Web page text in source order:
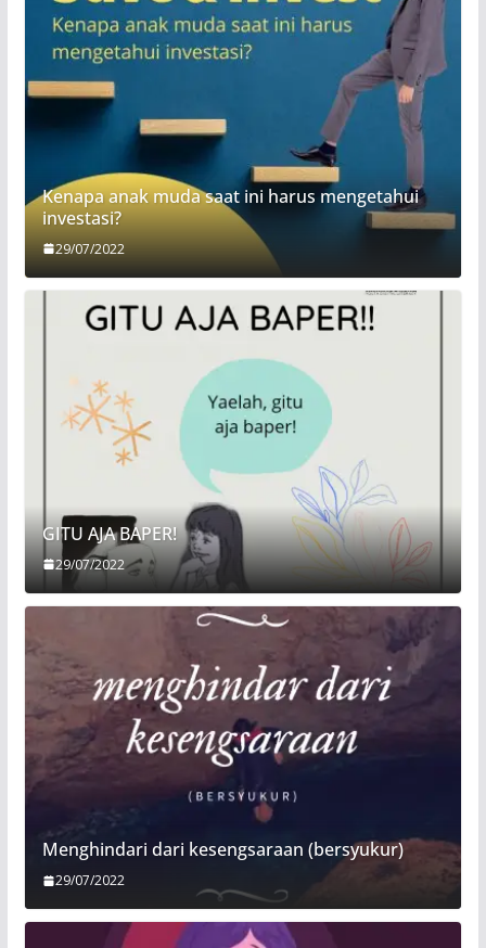
Kenapa anak muda saat ini harus mengetahui
investasi?
29/07/2022
GITU AJA BAPER!
29/07/2022
Menghindari dari kesengsaraan (bersyukur)
29/07/2022